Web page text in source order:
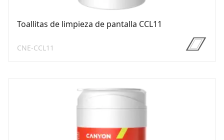
Toallitas de limpieza de pantalla CCL11
CNE-CCL11